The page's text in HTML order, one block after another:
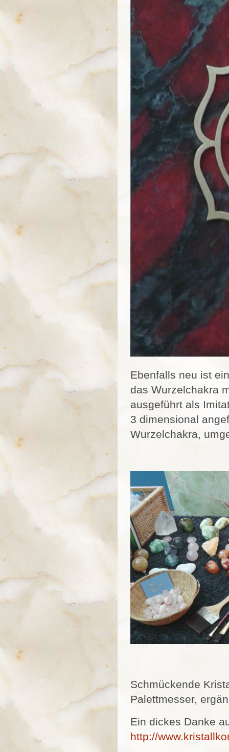
Ebenfalls neu ist
das Wurzelchakra
ausgeführt als
3 dimensional
Wurzelchakra,
Schmückende
Palettmesser,
Ein dickes Danke
http://